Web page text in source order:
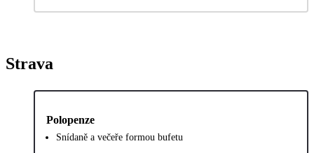
Strava
Polopenze
Snídaně a večeře formou bufetu